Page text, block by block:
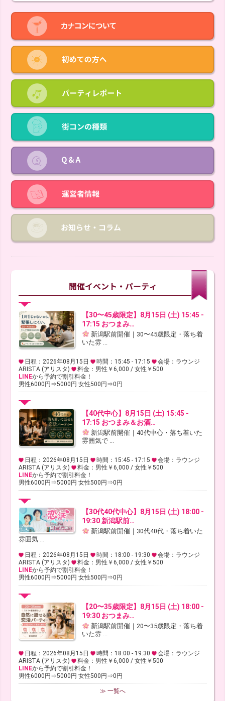
【30〜45歳限定】8月15日 (土) 15:45 -
17:15 おつまみ…
新潟駅前開催｜30〜45歳限定・落ち着
いた雰 ...
日程：2026年08月15日 時間：15:45 - 17:15
会場：ラウンジ
ARISTA (アリスタ)
料金：男性￥6,000 / 女性￥500
LINEから予約で割引料金！
男性6000円⇒5000円 女性500円⇒0円
【40代中心】8月15日 (土) 15:45 -
17:15 おつまみ＆お酒…
新潟駅前開催｜40代中心・落ち着いた
雰囲気で ...
日程：2026年08月15日 時間：15:45 - 17:15
会場：ラウンジ
ARISTA (アリスタ)
料金：男性￥6,000 / 女性￥500
LINEから予約で割引料金！
男性6000円⇒5000円 女性500円⇒0円
【30代40代中心】8月15日 (土) 18:00 -
19:30 新潟駅前…
新潟駅前開催｜30代40代・落ち着いた
雰囲気 ...
日程：2026年08月15日 時間：18:00 - 19:30
会場：ラウンジ
ARISTA (アリスタ)
料金：男性￥6,000 / 女性￥500
LINEから予約で割引料金！
男性6000円⇒5000円 女性500円⇒0円
【20〜35歳限定】8月15日 (土) 18:00 -
19:30 おつまみ…
新潟駅前開催｜20〜35歳限定・落ち着
いた雰 ...
日程：2026年08月15日 時間：18:00 - 19:30
会場：ラウンジ
ARISTA (アリスタ)
料金：男性￥6,000 / 女性￥500
LINEから予約で割引料金！
男性6000円⇒5000円 女性500円⇒0円
≫ 一覧へ